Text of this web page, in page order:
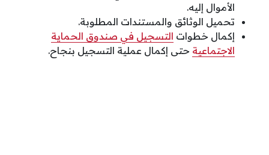
الأموال إليه.
تحميل الوثائق والمستندات المطلوبة.
إكمال خطوات التسجيل في صندوق الحماية
الاجتماعية حتى إكمال عملية التسجيل بنجاح.